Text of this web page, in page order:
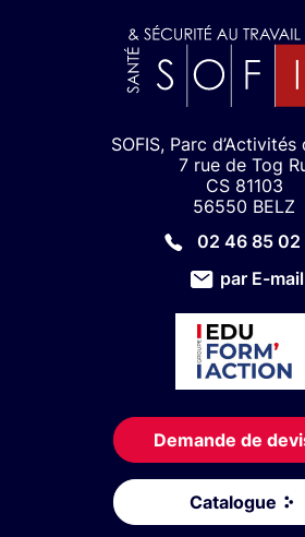
SOFIS, Parc
7 rue de Tog
CS 81103
56550 BELZ
02 46 85 02
par E-mail
Demande de
Catalogue